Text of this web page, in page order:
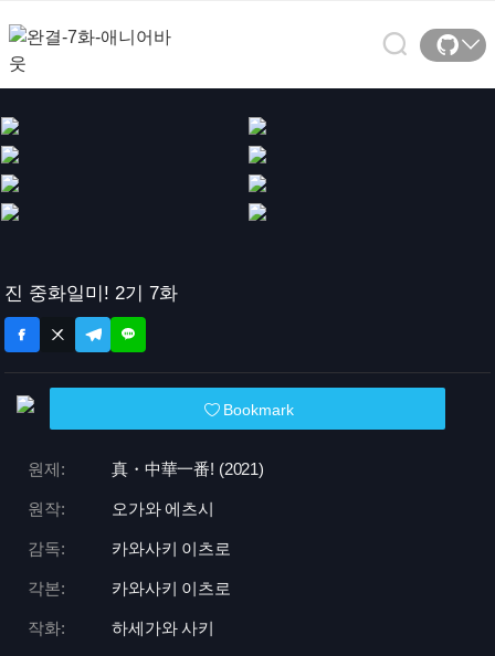
진 중화일미! 2기 7화
Bookmark
원제: 真・中華一番! (2021)
원작: 오가와 에츠시
감독: 카와사키 이츠로
각본: 카와사키 이츠로
작화: 하세가와 사키